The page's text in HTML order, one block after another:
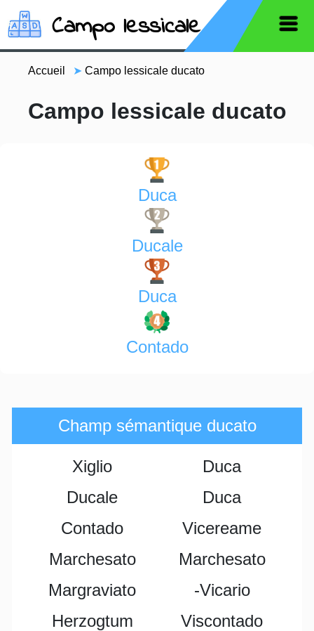
Campo lessicale
Accueil ➤ Campo lessicale ducato
Campo lessicale ducato
Duca
Ducale
Duca
Contado
Champ sémantique ducato
Xiglio
Duca
Ducale
Duca
Contado
Vicereame
Marchesato
Marchesato
Margraviato
-vicario
Herzogtum
Viscontado